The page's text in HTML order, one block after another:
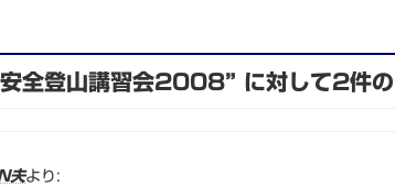
安全登山講習会2008” に対して2件の
夫より: